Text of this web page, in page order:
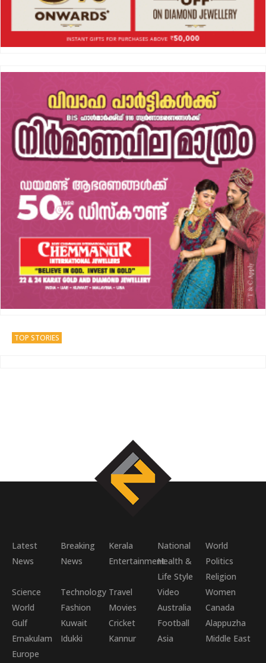
TOP STORIES
Latest
News
Breaking
News
Kerala National
World
EntertainmentHealth &
Life Style
Politics
Religion
Science
World
Technology Travel Video
Women
Fashion
Movies Australia
Canada
Gulf
Kuwait Cricket Football
Alappuzha
Ernakulam
Idukki Kannur Asia
Middle East
Europe